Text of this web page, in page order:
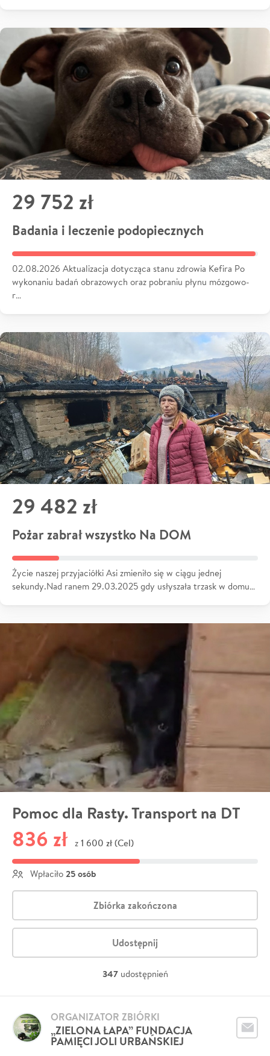
29 752 zł
Badania i leczenie podopiecznych
02.08.2026 Aktualizacja dotycząca stanu zdrowia Kefira Po
wykonaniu badań obrazowych oraz pobraniu płynu mózgowo-
r…
29 482 zł
Pożar zabrał wszystko Na DOM
Życie naszej przyjaciółki Asi zmieniło się w ciągu jednej
sekundy.Nad ranem 29.03.2025 gdy usłyszała trzask w domu…
Pomoc dla Rasty. Transport na DT
836 zł z 1 600 zł (Cel)
Wpłaciło 25 osób
Zbiórka zakończona
Udostępnij
347 udostępnień
„ZIELONA ŁAPA” FUNDACJA
PAMIĘCI JOLI URBAŃSKIEJ
ORGANIZATOR ZBIÓRKI